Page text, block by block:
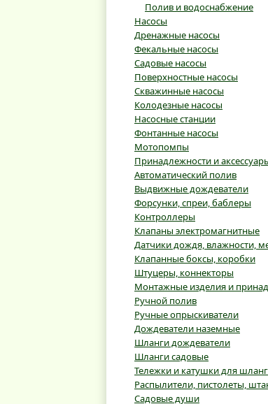
Полив и водоснабжение
Насосы
Дренажные насосы
Фекальные насосы
Садовые насосы
Поверхностные насосы
Скважинные насосы
Колодезные насосы
Насосные станции
Фонтанные насосы
Мотопомпы
Принадлежности и
Автоматический полив
Выдвижные дождеватели
Форсунки, спреи, баблеры
Контроллеры
Клапаны электромагнитные
Датчики дождя, влажности,
Клапанные боксы, коробки
Штуцеры, коннекторы
Монтажные изделия и
Ручной полив
Ручные опрыскиватели
Дождеватели наземные
Шланги дождеватели
Шланги садовые
Тележки и катушки для
Распылители, пистолеты,
Садовые души